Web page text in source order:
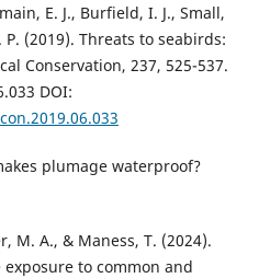
E. J., Burfield, I. J., Small,
P. (2019). Threats to seabirds:
Conservation, 237, 525-537.
DOI:
plumage waterproof?
M. A., & Maness, T. (2024).
to common and